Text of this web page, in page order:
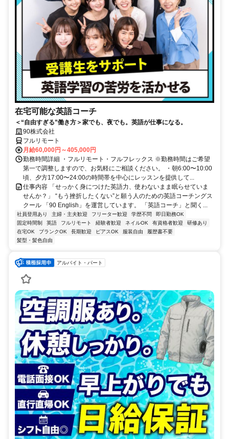
在宅可能な英語コーチ
＜“自由すぎる”働き方＞家でも、夜でも。英語が仕事になる。
90株式会社
フルリモート
月給60,000円～405,000円
勤務時間詳細 ・フルリモート・フルフレックス ※勤務時間はご希望
第一で調整しますので、お気軽にご相談ください。 ・朝6:00〜10:00
頃、夕方17:00〜24:00の時間帯を中心にレッスンを提供して...
仕事内容 「せっかく身につけた英語力、使わないまま眠らせていま
せんか？」 “もう挫折したくない”と願う人のための英語コーチングス
クール 「90 English」を運営しています。 「英語コーチ」と聞く...
社員登用あり 主婦・主夫歓迎 フリーター歓迎 学歴不問
即日勤務OK
固定時間制
英語 フルリモート 経験者歓迎 ネイルOK 有資格者歓迎
研修あり
在宅OK
ブランクOK 長期歓迎 ピアスOK 服装自由
履歴書不要
髪型・髪色自由
アルバイト・パート